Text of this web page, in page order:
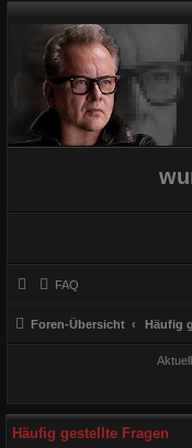
FAQ
Foren-Übersicht Häufig
Häufig gestellte Fragen